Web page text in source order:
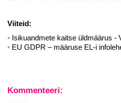
Viiteid:
Isikuandmete kaitse üldmäärus -
EU GDPR – määruse EL-i
Kommenteeri: